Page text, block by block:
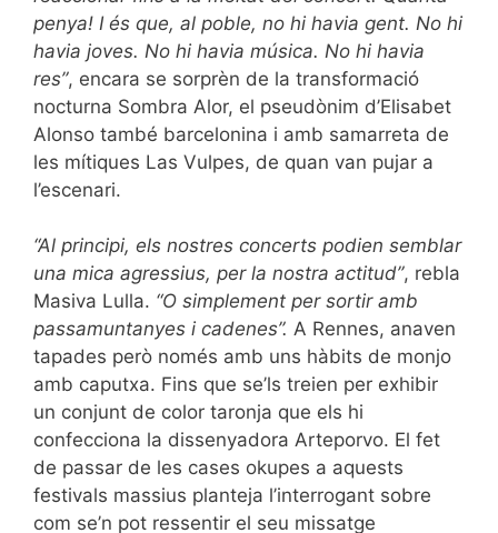
penya! I és que, al poble, no hi havia gent. No hi
havia joves. No hi havia música. No hi havia
res”, encara se sorprèn de la transformació
nocturna Sombra Alor, el pseudònim d’Elisabet
Alonso també barcelonina i amb samarreta de
les mítiques Las Vulpes, de quan van pujar a
l’escenari.
“Al principi, els nostres concerts podien semblar
una mica agressius, per la nostra actitud”, rebla
Masiva Lulla. “O simplement per sortir amb
passamuntanyes i cadenes”. A Rennes, anaven
tapades però només amb uns hàbits de monjo
amb caputxa. Fins que se’ls treien per exhibir
un conjunt de color taronja que els hi
confecciona la dissenyadora Arteporvo. El fet
de passar de les cases okupes a aquests
festivals massius planteja l’interrogant sobre
com se’n pot ressentir el seu missatge